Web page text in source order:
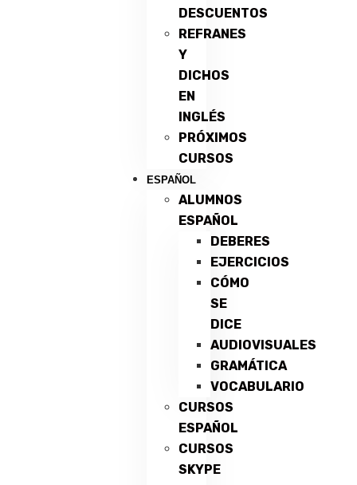
DESCUENTOS
REFRANES
Y
DICHOS
EN
INGLÉS
PRÓXIMOS
CURSOS
ESPAÑOL
ALUMNOS
ESPAÑOL
DEBERES
EJERCICIOS
CÓMO
SE
DICE
AUDIOVISUALES
GRAMÁTICA
VOCABULARIO
CURSOS
ESPAÑOL
CURSOS
SKYPE